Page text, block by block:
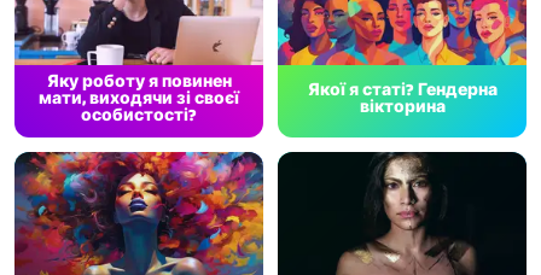
Яку роботу я повинен
мати, виходячи зі своєї
особистості?
Якої я статі? Гендерна
вікторина